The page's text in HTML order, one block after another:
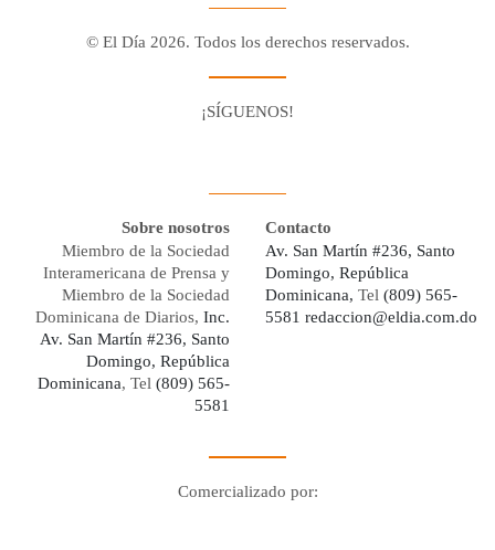
© El Día 2026. Todos los derechos reservados.
¡SÍGUENOS!
Sobre nosotros
Miembro de la Sociedad
Interamericana de Prensa y
Miembro de la Sociedad
Dominicana de Diarios, Inc.
Av. San Martín #236, Santo
Domingo, República
Dominicana, Tel (809) 565-
5581
Contacto
Av. San Martín #236, Santo
Domingo, República
Dominicana, Tel (809) 565-
5581 redaccion@eldia.com.do
Comercializado por: